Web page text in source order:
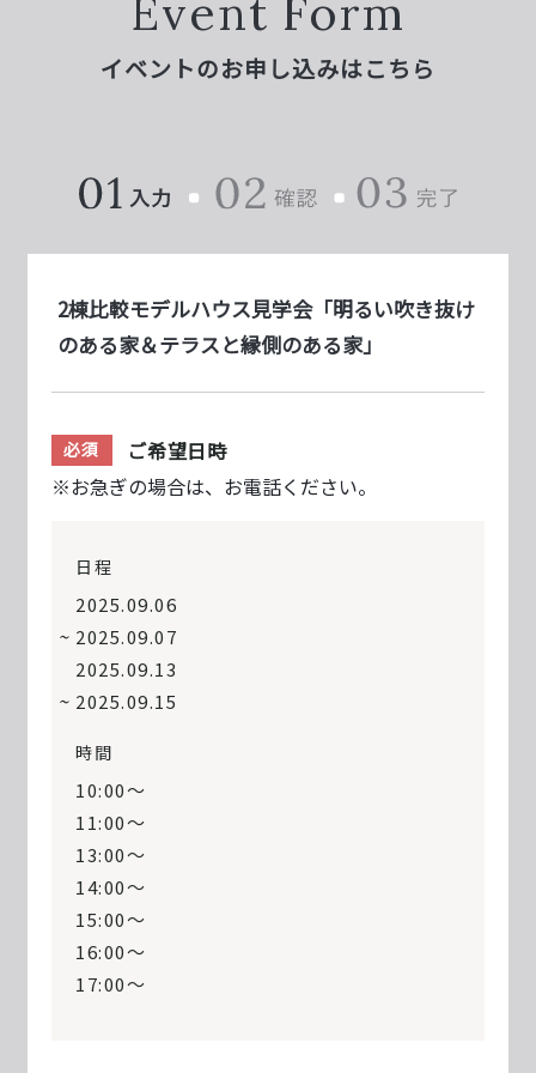
Event Form
イベントのお申し込みはこちら
2棟比較モデルハウス見学会「明るい吹き抜け
のある家＆テラスと縁側のある家」
必須
ご希望日時
※お急ぎの場合は、お電話ください。
日程
2025.09.06
2025.09.07
2025.09.13
2025.09.15
時間
10:00〜
11:00〜
13:00〜
14:00〜
15:00〜
16:00〜
17:00〜